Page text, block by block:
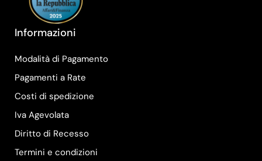
Informazioni
Modalità di Pagamento
Pagamenti a Rate
Costi di spedizione
Iva Agevolata
Diritto di Recesso
Termini e condizioni